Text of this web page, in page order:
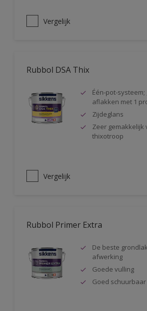
Vergelijk
Rubbol DSA Thix
Één-pot-
aflakken met 1
Zijdeglans
Zeer gemakkelijk
thixotroop
Vergelijk
Rubbol Primer Extra
De beste
afwerking
Goede vulling
Goed schuurbaar